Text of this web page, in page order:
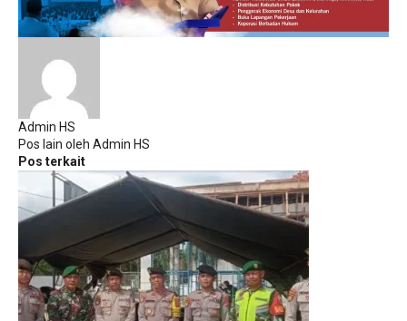
Admin HS
Pos lain oleh Admin HS
Pos terkait